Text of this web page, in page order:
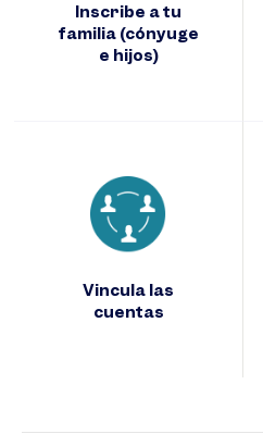
Inscribe a tu
familia (cónyuge
e hijos)
Vincula las
cuentas